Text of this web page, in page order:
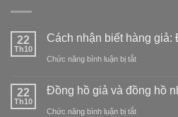
22
Th10
Cách nhận biết hàng giả:
Chức năng bình luận bị tắtở
nhận
22
Th10
Đồng hồ giả và đồng hồ
Chức năng bình luận bị tắtở